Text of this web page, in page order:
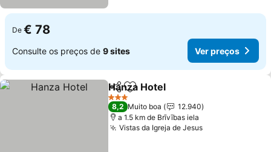
De € 78
Consulte os preços de 9 sites Ver preços
PartilharAdicionar aos favoritos
Hanza Hotel
3 Estrelas
8,2 Muito boa
12.940
a 1.5 km de Brīvības iela
Vistas da Igreja de Jesus